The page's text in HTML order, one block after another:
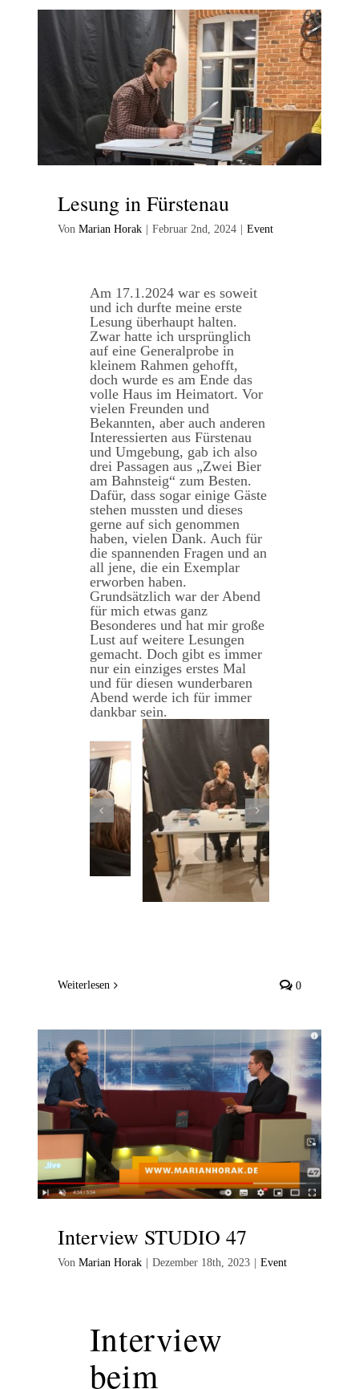
Lesung in Fürstenau
Von Marian Horak | Februar 2nd, 2024 | Event
Am 17.1.2024 war es soweit
und ich durfte meine erste
Lesung überhaupt halten.
Zwar hatte ich ursprünglich
auf eine Generalprobe in
kleinem Rahmen gehofft,
doch wurde es am Ende das
volle Haus im Heimatort. Vor
vielen Freunden und
Bekannten, aber auch anderen
Interessierten aus Fürstenau
und Umgebung, gab ich also
drei Passagen aus „Zwei Bier
am Bahnsteig“ zum Besten.
Dafür, dass sogar einige Gäste
stehen mussten und dieses
gerne auf sich genommen
haben, vielen Dank. Auch für
die spannenden Fragen und an
all jene, die ein Exemplar
erworben haben.
Grundsätzlich war der Abend
für mich etwas ganz
Besonderes und hat mir große
Lust auf weitere Lesungen
gemacht. Doch gibt es immer
nur ein einziges erstes Mal
und für diesen wunderbaren
Abend werde ich für immer
dankbar sein.
Weiterlesen 0
Interview STUDIO 47
Von Marian Horak Dezember 18th, 2023 Event
Interview
beim